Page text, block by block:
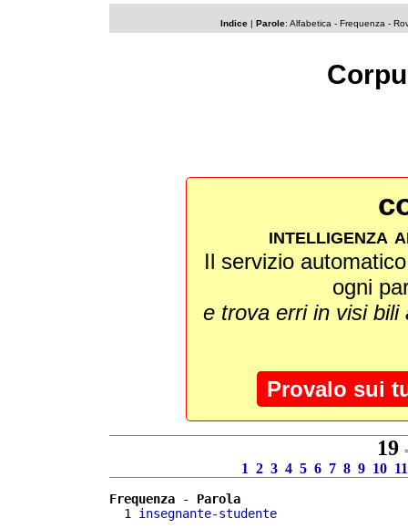
Indice | Parole: Alfabetica - Frequenza -
intelligenza
Il servizio
ogni
e trova erri in visi
Provalo sui
19
1 2 3 4 5 6 7 8 9 10 11
Frequenza - Parola
  1
insegnante-studente